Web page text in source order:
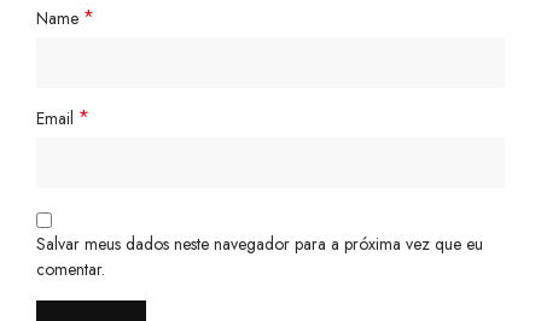
Name *
Email *
Salvar meus dados neste navegador para a próxima vez que eu
comentar.